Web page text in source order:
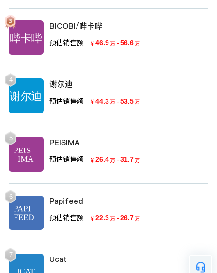
BICOBI/哔卡哔
预估销售额 ￥ 46.9万 - 56.6万
4 谢尔迪
预估销售额 ￥ 44.3万 - 53.5万
5 PEISIMA
预估销售额 ￥ 26.4万 - 31.7万
6 Papifeed
预估销售额 ￥ 22.3万 - 26.7万
7 Ucat